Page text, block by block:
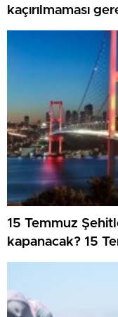
kaçırılmaması
15 Temmuz
kapanacak? 15
kapanacak,